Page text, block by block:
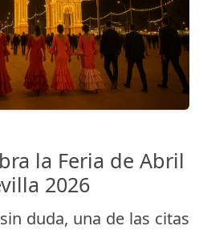
la Feria de Abril
2026
duda, una de las citas